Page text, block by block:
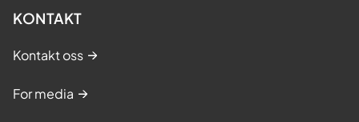
KONTAKT
Kontakt oss
For media